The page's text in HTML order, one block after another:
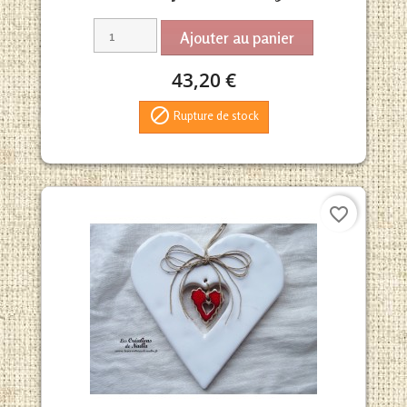
Ajouter au panier
43,20 €
 Rupture de stock
favorite_border